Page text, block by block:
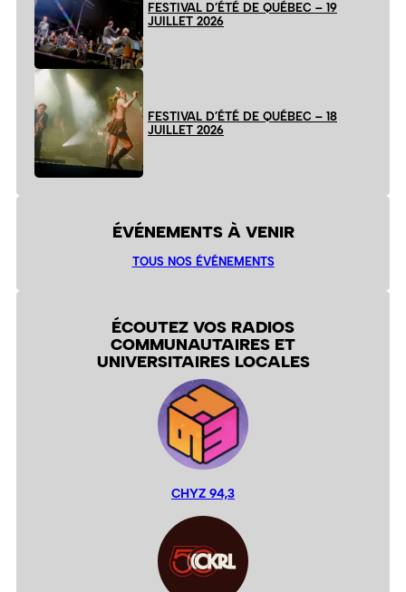
FESTIVAL D’ÉTÉ DE QUÉBEC – 19
JUILLET 2026
FESTIVAL D’ÉTÉ DE QUÉBEC – 18
JUILLET 2026
ÉVÉNEMENTS À VENIR
TOUS NOS ÉVÉNEMENTS
ÉCOUTEZ VOS RADIOS
COMMUNAUTAIRES ET
UNIVERSITAIRES LOCALES
CHYZ 94,3